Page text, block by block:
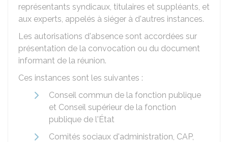
représentants syndicaux, titulaires et suppléants, et
aux experts, appelés à siéger à d'autres instances.
Les autorisations d'absence sont accordées sur
présentation de la convocation ou du document
informant de la réunion.
Ces instances sont les suivantes :
Conseil commun de la fonction publique
et Conseil supérieur de la fonction
publique de l'État
Comités sociaux d'administration, CAP,